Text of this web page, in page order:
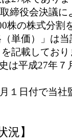
締役会決議
株の株式分割
単価）」は
記載しており
平成27年７
１日付で当社
況】